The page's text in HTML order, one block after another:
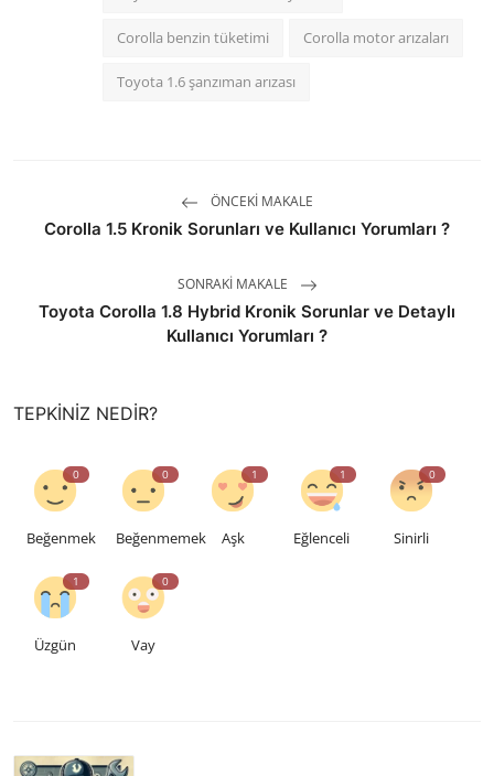
Corolla benzin tüketimi Corolla motor arızaları
Toyota 1.6 şanzıman arızası
ÖNCEKI MAKALE
Corolla 1.5 Kronik Sorunları ve Kullanıcı Yorumları ?
SONRAKI MAKALE
Toyota Corolla 1.8 Hybrid Kronik Sorunlar ve Detaylı
Kullanıcı Yorumları ?
TEPKINIZ NEDIR?
0
Beğenmek
0
Beğenmemek
1
Aşk
1
Eğlenceli
0
Sinirli
1
Üzgün
0
Vay